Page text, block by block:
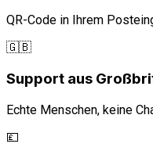
QR-Code in Ihrem
🇬🇧
Support aus
Echte Menschen, keine
💷